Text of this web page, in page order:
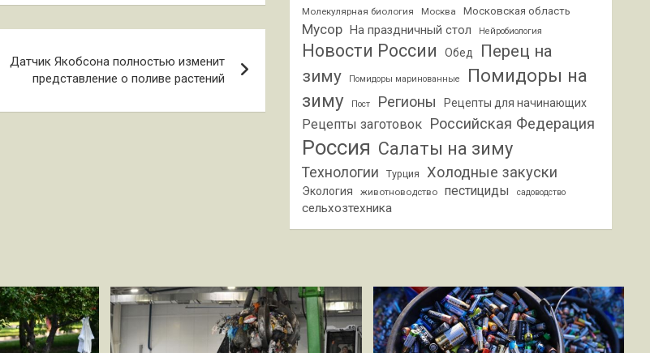
Датчик Якобсона полностью изменит
представление о поливе растений
Молекулярная биология Москва Московская область
Мусор На праздничный стол Нейробиология
Новости России Обед
Перец на
зиму
Помидоры маринованные
Помидоры на
зиму
Пост Регионы Рецепты для начинающих
Рецепты заготовок Российская Федерация
Россия Салаты на зиму
Технологии Турция Холодные закуски
Экология животноводство пестициды садоводство
сельхозтехника